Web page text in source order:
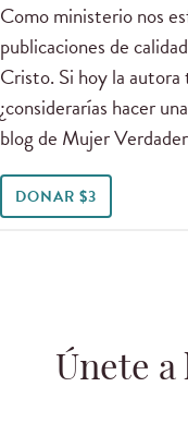
Como ministerio nos
publicaciones de
Cristo. Si hoy la
¿considerarías hacer
blog de Mujer
DONAR $3
Únete